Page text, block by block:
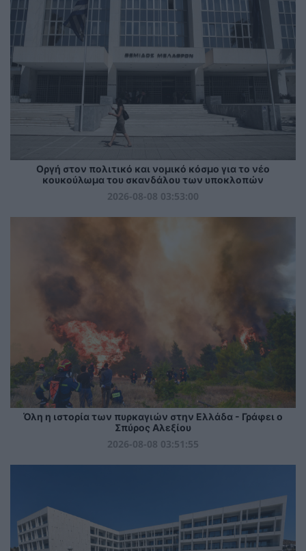
Οργή στον πολιτικό και νομικό κόσμο για το νέο
κουκούλωμα του σκανδάλου των υποκλοπών
2026-08-08 03:53:00
Όλη η ιστορία των πυρκαγιών στην Ελλάδα - Γράφει ο
Σπύρος Αλεξίου
2026-08-08 03:51:55